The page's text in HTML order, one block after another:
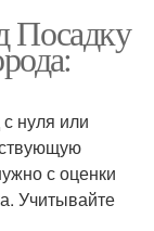
Посадку
нуля или
с оценки
Учитывайте